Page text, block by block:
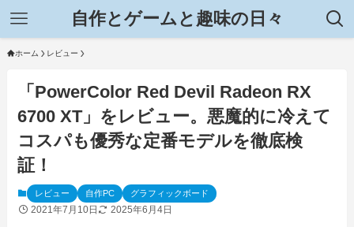
自作とゲームと趣味の日々
ホーム レビュー
「PowerColor Red Devil Radeon RX
6700 XT」をレビュー。悪魔的に冷えて
コスパも優秀な定番モデルを徹底検
証！
レビュー 自作PC グラフィックボード
2021年7月10日 2025年6月4日